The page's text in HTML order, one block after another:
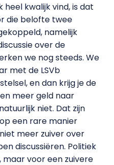
heel kwalijk vind, is dat
die belofte twee
namelijk
over de
we nog steeds. We
met de LSVb
en dan krijg je de
meer geld naar
niet. Dat zijn
een rare manier
meer zuiver over
discussiëren. Politiek
maar voor een zuivere